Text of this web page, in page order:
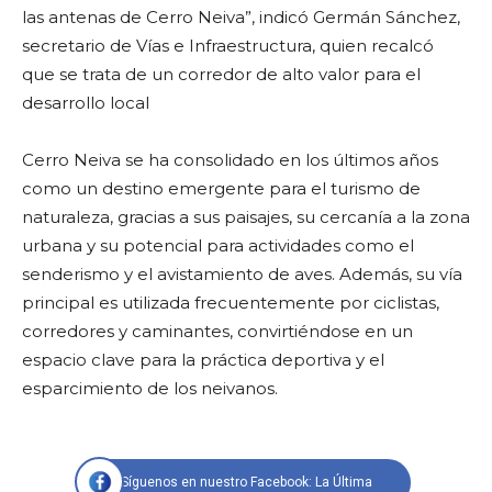
las antenas de Cerro Neiva”, indicó Germán Sánchez,
secretario de Vías e Infraestructura, quien recalcó
que se trata de un corredor de alto valor para el
desarrollo local
Cerro Neiva se ha consolidado en los últimos años
como un destino emergente para el turismo de
naturaleza, gracias a sus paisajes, su cercanía a la zona
urbana y su potencial para actividades como el
senderismo y el avistamiento de aves. Además, su vía
principal es utilizada frecuentemente por ciclistas,
corredores y caminantes, convirtiéndose en un
espacio clave para la práctica deportiva y el
esparcimiento de los neivanos.
Síguenos en nuestro Facebook: La Última